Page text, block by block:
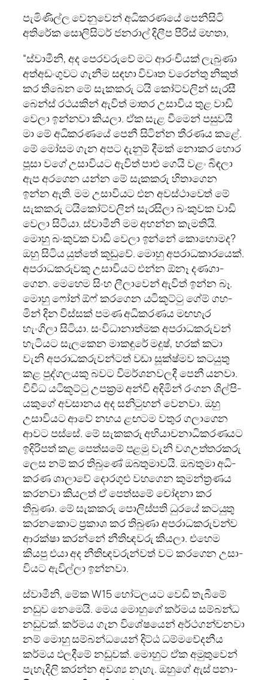
පැමි­ණිල්ල වෙනු­වෙන් අධි­ක­ර­ණයේ පෙනී­සිටි
අති­රේක සොලි­සි­ටර් ජන­රාල් දිලීප පීරිස් මහතා,
“ස්වාමීනි, අද පෙර­ව­රුවේ මට ආරං­චි­යක් ලැබුණා
අත්අ­ඩං­ගු­වට ගැනීම සඳහා විවෘත වරෙන්තු නිකුත්
කර තිබෙන මේ සැක­කරු ටයි කෝට්ව­ලින් සැරසී
බෙන්ස් රථ­ය­කින් ඇවිත් මාතර උසා­විය තුළ වාඩි
වෙලා ඉන්නවා කියලා. ඒක සැළ වීමෙන් පසු­වයි
මා මේ අධි­ක­ර­ණයේ පෙනී සිටින්න තීර­ණය කළේ.
මේ මෝසම ගැන අපට දැනුම් දීමක් නොකර හොර
පූසා වගේ උසා­වි­යට ඇවිත් පාළු ගෙයි වළං බිඳලා
ඇප අර­ගෙන යන්න මේ සැක­කරු හිතා­ගෙන
ඉන්න ඇති. මම උසා­වි­යට එන අව­ස්ථා­වෙත් මේ
සැක­කරු ටයි­කෝ­ට්ව­ලින් සැර­සිලා බංකු­වක වාඩි
වෙලා සිටියා. ස්වාමීනි මම අහන්න කැම­තියි.
මොහු බංකු­වක වාඩි වෙලා ඉන්නේ කොහො­මද?
ඔහු සිටිය යුත්තේ කූඩුවේ. මොහු අප­රා­ධ­කා­ර­යෙක්.
අප­රා­ධ­ක­රු­වකු උසා­වි­යට එන්න ඕනෑ දණ­ගා­
ගෙන. මෙහෙම සිංහ ලීලා­වෙන් ඇවිත් ඉන්න බෑ.
මොහු ෆෝන් ඕෆ් කර­ගෙන යටි­කූට්ටු ගේම් ගහ­
මින් දින විස්සක් පමණ අධි­ක­ර­ණය මඟ­හැර
හැංගිලා සිටියා. සංවි­ධා­නා­ත්මක අප­රා­ධ­ක­රු­වන්
හැටි­යට සැල­කෙන මාක­ඳුරේ මදුෂ්, හරක් කටා
වැනි අප­රා­ධ­ක­රු­ව­න්ටත් වඩා සූක්ෂ්මව කට­යුතු
කළ පුද්ග­ල­යකු බවට විම­ර්ශ­න­ව­ලදී පෙනී යනවා.
විවිධ යටි­කූට්ටු උපක්‍ර‍ම අන්චි අදි­මින් රංගන ශිල්පි­
ය­කුගේ අව­සා­නය අද සනි­ටු­හන් වෙනවා. ඔහු
උසා­වි­යට ආවේ නහය ළඟ­ටම වතුර ගලා­ගෙන
ආවට පස්සේ. මේ සැක­කරු අභි­යා­ච­නා­ධි­ක­ර­ණ­යට
ඉදි­රි­පත් කළ පෙත්සමේ පළමු වැනි වග­උ­ත්ත­ර­කරු
ලෙස නම් කර තිබුණේ ඔබ­තු­මා­වයි. ඔබ­තුමා අධි­
ක­රණ ශාලාවේ දොර­ගුළු වහ­ගෙන කුම­න්ත්‍ර­ණය
කර­නවා කිය­ලත් ඒ පෙත්සමේ චෝදනා කර
තිබුණා. මේ සැක­කරු පොලි­ස්පති ධුරයේ කට­යුතු
කර­න­කොට ප්‍රකාශ කර තිබුණා අප­රා­ධ­ක­රු­වන්ව
ආරක්ෂා කරන්නේ නීති­ඥ­වරු කියලා. එහෙම
කියපු එයා අද නීති­ඥ­ව­රු­න්වත් වට කර­ගෙන උසා­
වි­යට ඇවිල්ලා ඉන්නවා.
ස්වාමීනි, මේක W15 හෝට­ල­යට වෙඩි තැබීමේ
නඩුව නෙමෙයි. මෙය මොහුගේ කර්මය සම්බන්ධ
නඩු­වක්. කර්මය ගැන විශේ­ෂ­යෙන් අර්ථ­ග­න්ව­නවා
නම් මොහු සම්බ­න්ධ­යෙන් දිට්ඨ ධම්ම­වේ­ද­නීය
කර්මය ඵල­දීමේ නඩු­වක්. මොහුට ඒක අමු­තු­වෙන්
පැහැ­දිලි කරන්න අවශ්‍ය නැහැ. ඔහුගේ ඇස් පනා­